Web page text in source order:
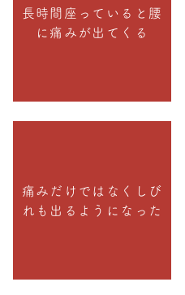
長時間座っていると腰
に痛みが出てくる
痛みだけではなくしび
れも出るようになった